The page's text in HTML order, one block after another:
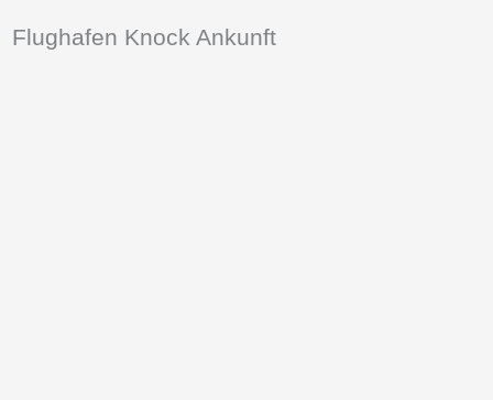
Flughafen Knock Ankunft